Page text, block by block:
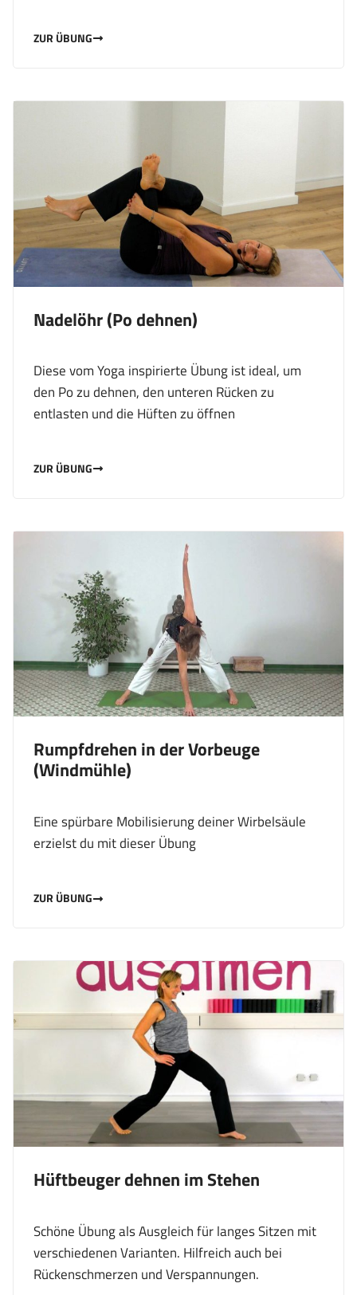
ZUR ÜBUNG
Nadelöhr (Po dehnen)
Diese vom Yoga inspirierte Übung ist ideal, um
den Po zu dehnen, den unteren Rücken zu
entlasten und die Hüften zu öffnen
ZUR ÜBUNG
Rumpfdrehen in der Vorbeuge
(Windmühle)
Eine spürbare Mobilisierung deiner Wirbelsäule
erzielst du mit dieser Übung
ZUR ÜBUNG
Hüftbeuger dehnen im Stehen
Schöne Übung als Ausgleich für langes Sitzen mit
verschiedenen Varianten. Hilfreich auch bei
Rückenschmerzen und Verspannungen.